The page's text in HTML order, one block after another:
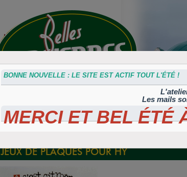
Accessoires
divers
Plaques 3D
Maillefaud et
Plaques
immatriculation
Plaques
autocollantes et
BONNE NOUVELLE : LE SITE EST ACTIF TOUT L'ÉTÉ !
Les mails
MERCI ET BEL ÉTÉ
JEUX DE PLAQUES POUR HY